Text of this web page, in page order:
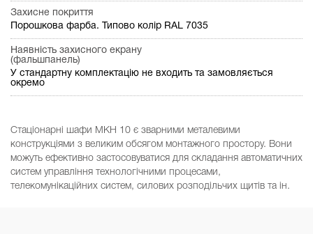
Захисне покриття
Порошкова фарба. Типово колір RAL 7035
Наявність захисного екрану
(фальшпанель)
У стандартну комплектацію не входить та замовляється
окремо
Стаціонарні шафи МКН 10 є зварними металевими
конструкціями з великим обсягом монтажного простору. Вони
можуть ефективно застосовуватися для складання автоматичних
систем управління технологічними процесами,
телекомунікаційних систем, силових розподільчих щитів та ін.